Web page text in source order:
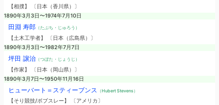
【相撲】 〔日本（香川県）〕
1890年3月3日〜1974年7月10日
田淵 寿郎（たぶち・じゅろう）
【土木工学者】 〔日本（広島県）〕
1890年3月3日〜1982年7月7日
坪田 譲治（つぼた・じょうじ）
【作家】 〔日本（岡山県）〕
1890年3月7日〜1950年11月16日
ヒューバート＝スティーブンス （Hubert Stevens）
【そり競技/ボブスレー】 〔アメリカ〕